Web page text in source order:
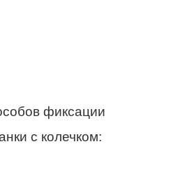
фиксации
с колечком: